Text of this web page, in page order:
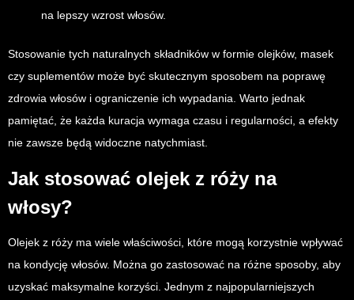
na lepszy wzrost włosów.
Stosowanie tych naturalnych składników w formie olejków, masek
czy suplementów może być skutecznym sposobem na poprawę
zdrowia włosów i ograniczenie ich wypadania. Warto jednak
pamiętać, że każda kuracja wymaga czasu i regularności, a efekty
nie zawsze będą widoczne natychmiast.
Jak stosować olejek z róży na
włosy?
Olejek z róży ma wiele właściwości, które mogą korzystnie wpływać
na kondycję włosów. Można go zastosować na różne sposoby, aby
uzyskać maksymalne korzyści. Jednym z najpopularniejszych